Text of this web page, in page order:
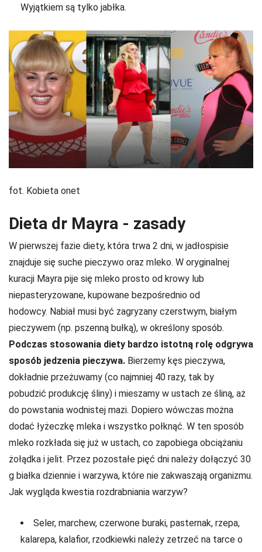
Wyjątkiem są tylko jabłka.
fot. Kobieta onet
Dieta dr Mayra - zasady
W pierwszej fazie diety, która trwa 2 dni, w jadłospisie
znajduje się suche pieczywo oraz mleko. W oryginalnej
kuracji Mayra pije się mleko prosto od krowy lub
niepasteryzowane, kupowane bezpośrednio od
hodowcy. Nabiał musi być zagryzany czerstwym, białym
pieczywem (np. pszenną bułką), w określony sposób.
Podczas stosowania diety bardzo istotną rolę odgrywa
sposób jedzenia pieczywa. Bierzemy kęs pieczywa,
dokładnie przeżuwamy (co najmniej 40 razy, tak by
pobudzić produkcję śliny) i mieszamy w ustach ze śliną, aż
do powstania wodnistej mazi. Dopiero wówczas można
dodać łyżeczkę mleka i wszystko połknąć. W ten sposób
mleko rozkłada się już w ustach, co zapobiega obciążaniu
żołądka i jelit. Przez pozostałe pięć dni należy dołączyć 30
g białka dziennie i warzywa, które nie zakwaszają organizmu.
Jak wygląda kwestia rozdrabniania warzyw?
Seler, marchew, czerwone buraki, pasternak, rzepa,
kalarepa, kalafior, rzodkiewki należy zetrzeć na tarce o